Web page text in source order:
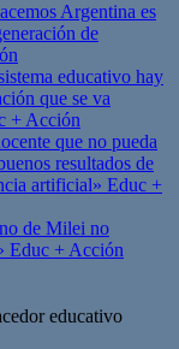
Argentina es
de
educativo hay
que se va
+ Acción
que no pueda
resultados de
artificial» Educ +
de Milei no
Educ + Acción
educativo